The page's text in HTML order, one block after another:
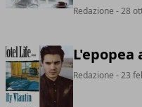
Redazione - 28
L'epopea
Redazione - 23